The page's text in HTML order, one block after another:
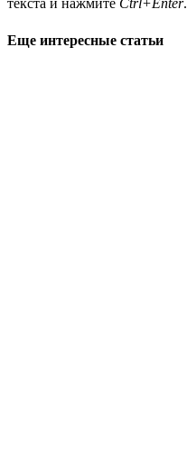
текста и нажмите Ctrl+Enter.
Еще интересные статьи